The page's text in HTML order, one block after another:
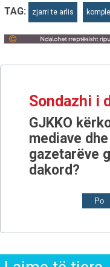
TAG:
zjarri te arlis
Sondazhi i
GJKKO
mediave
gazetarëve
dakord?
Po